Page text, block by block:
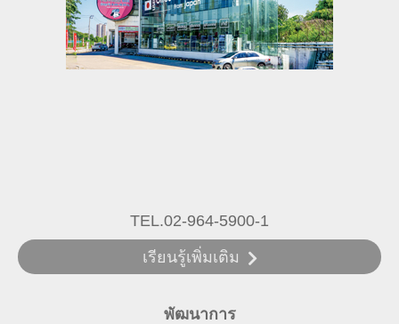
TEL.02-964-5900-1
เรียนรู้เพิ่มเติม
พัฒนาการ